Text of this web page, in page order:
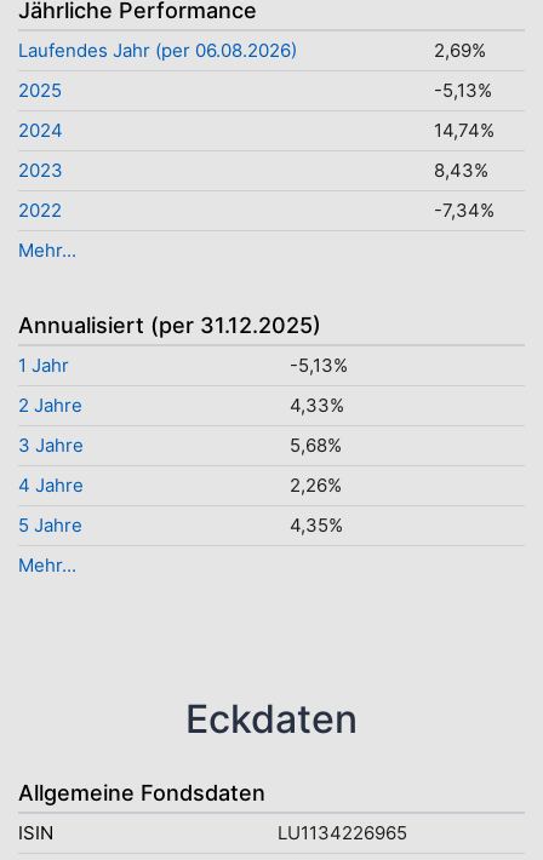
Jährliche Performance
Laufendes Jahr (per 06.08.2026)
2,69%
2025
-5,13%
2024
14,74%
2023
8,43%
2022
-7,34%
Mehr...
Annualisiert (per 31.12.2025)
1 Jahr
-5,13%
2 Jahre
4,33%
3 Jahre
5,68%
4 Jahre
2,26%
5 Jahre
4,35%
Mehr...
Eckdaten
Allgemeine Fondsdaten
ISIN
LU1134226965